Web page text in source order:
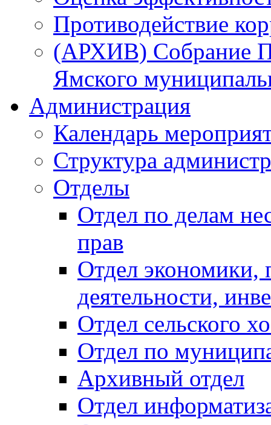
Противодействие
(АРХИВ) Собрание
Ямского
Администрация
Календарь
Структура
Отделы
Отдел по делам
прав
Отдел экономики,
деятельности,
Отдел сельского
Отдел по
Архивный отдел
Отдел